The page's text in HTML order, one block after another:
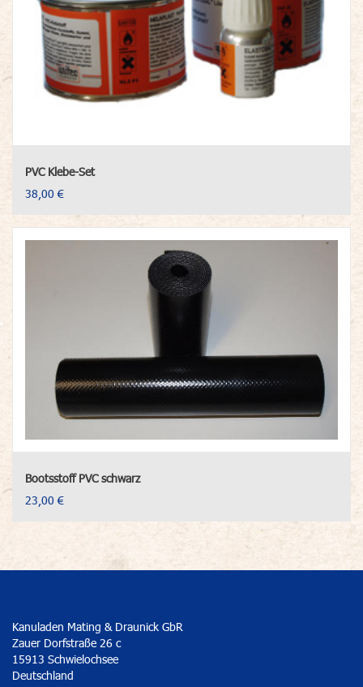
PVC Klebe-Set
38,00 €
Bootsstoff PVC schwarz
23,00 €
Kanuladen Mating & Draunick GbR
Zauer Dorfstraße 26 c
15913 Schwielochsee
Deutschland